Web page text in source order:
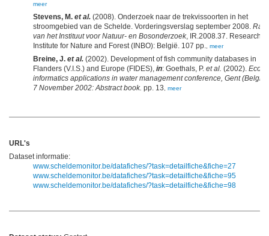
meer
Stevens, M. et al. (2008). Onderzoek naar de trekvissoorten in het
stroomgebied van de Schelde. Vorderingsverslag september 2008.
van het Instituut voor Natuur- en Bosonderzoek, IR.2008.37. Research
Institute for Nature and Forest (INBO): België. 107 pp., meer
Breine, J. et al. (2002). Development of fish community databases in
Flanders (V.I.S.) and Europe (FIDES), in: Goethals, P. et al. (2002).
informatics applications in water management conference, Gent
7 November 2002: Abstract book. pp. 13, meer
URL's
Dataset informatie:
www.scheldemonitor.be/datafiches/?task=detailfiche&fiche=27
www.scheldemonitor.be/datafiches/?task=detailfiche&fiche=95
www.scheldemonitor.be/datafiches/?task=detailfiche&fiche=98